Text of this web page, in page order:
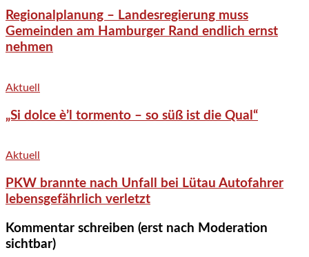
Regionalplanung – Landesregierung muss
Gemeinden am Hamburger Rand endlich ernst
nehmen
Aktuell
„Si dolce è’l tormento – so süß ist die Qual“
Aktuell
PKW brannte nach Unfall bei Lütau Autofahrer
lebensgefährlich verletzt
Kommentar schreiben (erst nach Moderation
sichtbar)